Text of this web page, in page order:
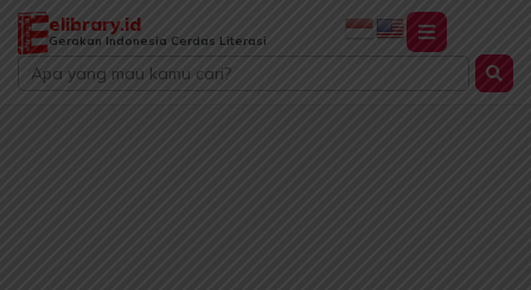
Lewati
konten
elibrary.id
Gerakan Indonesia Cerdas Literasi
Search
...